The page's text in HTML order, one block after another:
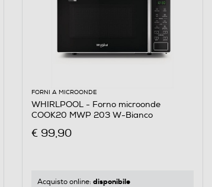
FORNI A MICROONDE
WHIRLPOOL - Forno microonde
COOK20 MWP 203 W-Bianco
€ 99,90
Acquisto online: disponibile